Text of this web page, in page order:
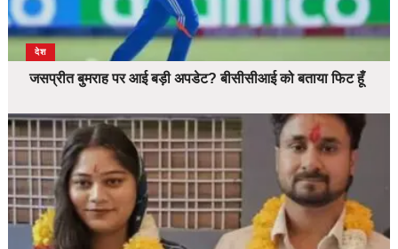
देश
जसप्रीत बुमराह पर आई बड़ी अपडेट? बीसीसीआई को बताया फिट हूँ